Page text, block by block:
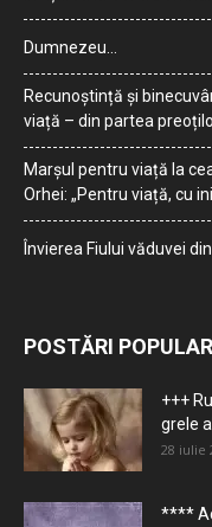
Dumnezeu…
Recunoștință și
viață – din partea
Marșul pentru viață la
Orhei: „Pentru viață, cu
Învierea Fiului văduvei
POSTĂRI
+++
grele
28 iulie
****